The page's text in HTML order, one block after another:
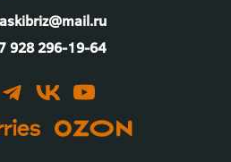
928 296-19-64